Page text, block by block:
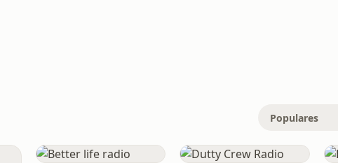
Populares